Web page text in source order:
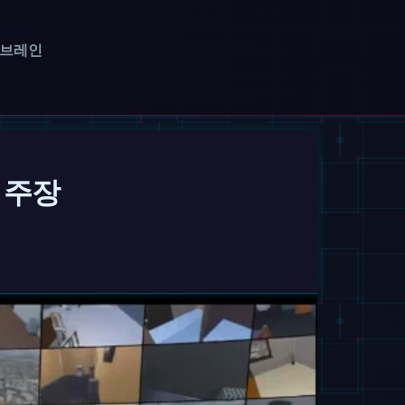
레인
장